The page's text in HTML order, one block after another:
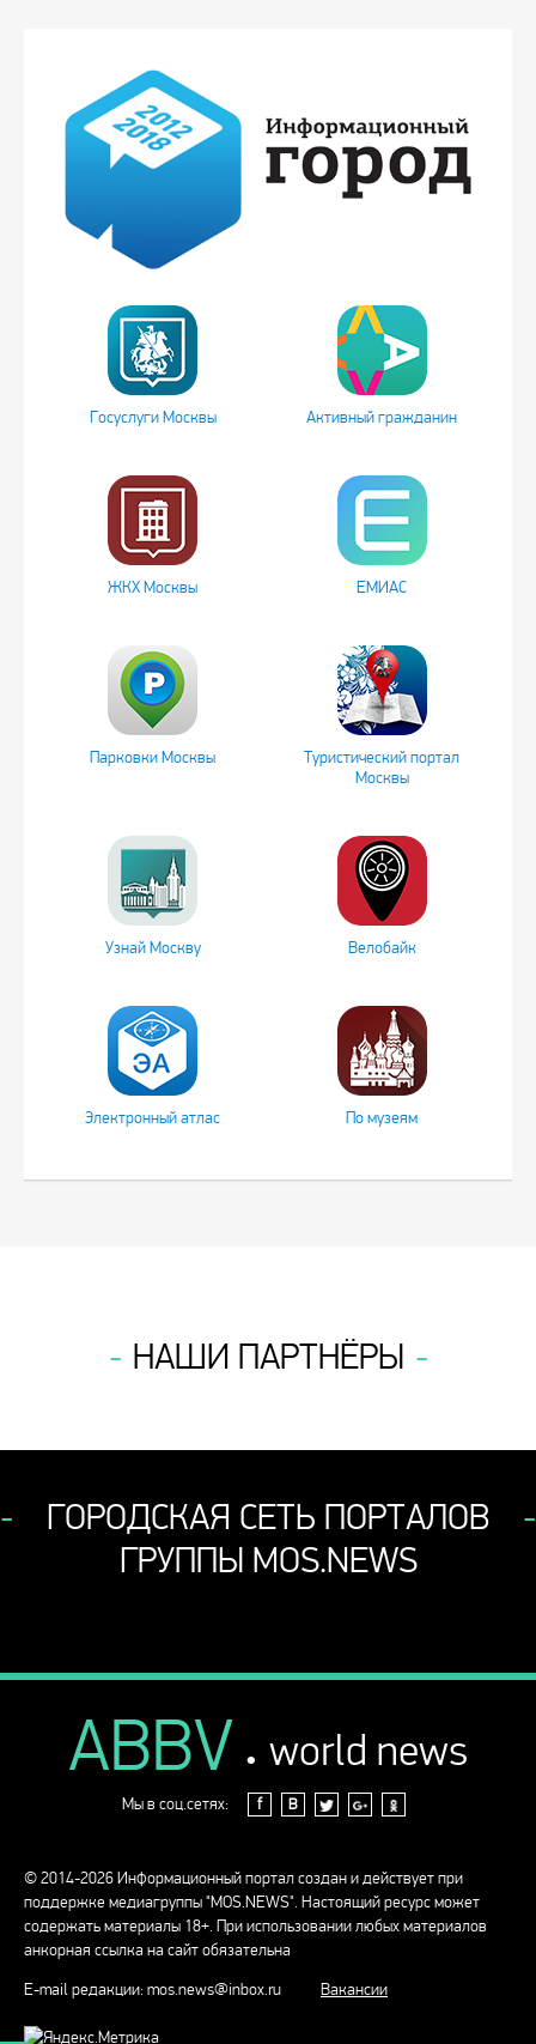
Госуслуги Москвы Активный гражданин
ЖКХ Москвы ЕМИАС
Парковки Москвы
Туристический портал
Москвы
Узнай Москву Велобайк
Электронный атлас По музеям
НАШИ ПАРТНЁРЫ
ГОРОДСКАЯ СЕТЬ ПОРТАЛОВ
ГРУППЫ MOS.NEWS
ABBV . world news
Мы в соц.сетях: f В
© 2014-2026 Информационный портал создан и действует при
поддержке медиагруппы "MOS.NEWS". Настоящий ресурс может
содержать материалы 18+. При использовании любых материалов
анкорная ссылка на сайт обязательна
E-mail редакции:mos.news@inbox.ru Вакансии